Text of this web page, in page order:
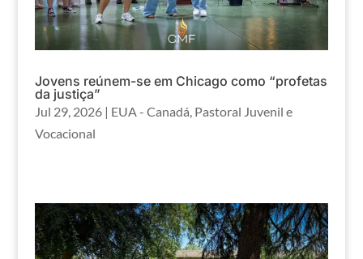
Jovens reúnem-se em Chicago como “profetas
da justiça”
Jul 29, 2026| EUA - Canadá, Pastoral Juvenil e
Vocacional